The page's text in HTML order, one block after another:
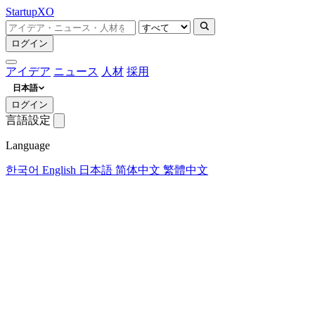
StartupXO
ログイン
アイデア ニュース 人材 採用
日本語
ログイン
言語設定
Language
한국어 English 日本語 简体中文 繁體中文